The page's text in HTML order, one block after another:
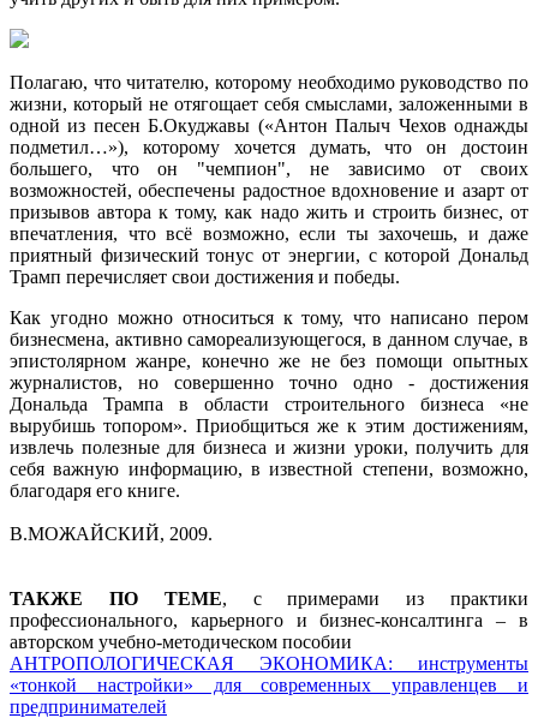
Полагаю, что читателю, которому необходимо руководство по
жизни, который не отягощает себя смыслами, заложенными в
одной из песен Б.Окуджавы («Антон Палыч Чехов однажды
подметил…»), которому хочется думать, что он достоин
большего, что он "чемпион", не зависимо от своих
возможностей, обеспечены радостное вдохновение и азарт от
призывов автора к тому, как надо жить и строить бизнес, от
впечатления, что всё возможно, если ты захочешь, и даже
приятный физический тонус от энергии, с которой Дональд
Трамп перечисляет свои достижения и победы.
Как угодно можно относиться к тому, что написано пером
бизнесмена, активно самореализующегося, в данном случае, в
эпистолярном жанре, конечно же не без помощи опытных
журналистов, но совершенно точно одно - достижения
Дональда Трампа в области строительного бизнеса «не
вырубишь топором». Приобщиться же к этим достижениям,
извлечь полезные для бизнеса и жизни уроки, получить для
себя важную информацию, в известной степени, возможно,
благодаря его книге.
В.МОЖАЙСКИЙ, 2009.
ТАКЖЕ ПО ТЕМЕ, с примерами из практики
профессионального, карьерного и бизнес-консалтинга – в
авторском учебно-методическом пособии
АНТРОПОЛОГИЧЕСКАЯ ЭКОНОМИКА: инструменты
«тонкой настройки» для современных управленцев и
предпринимателей